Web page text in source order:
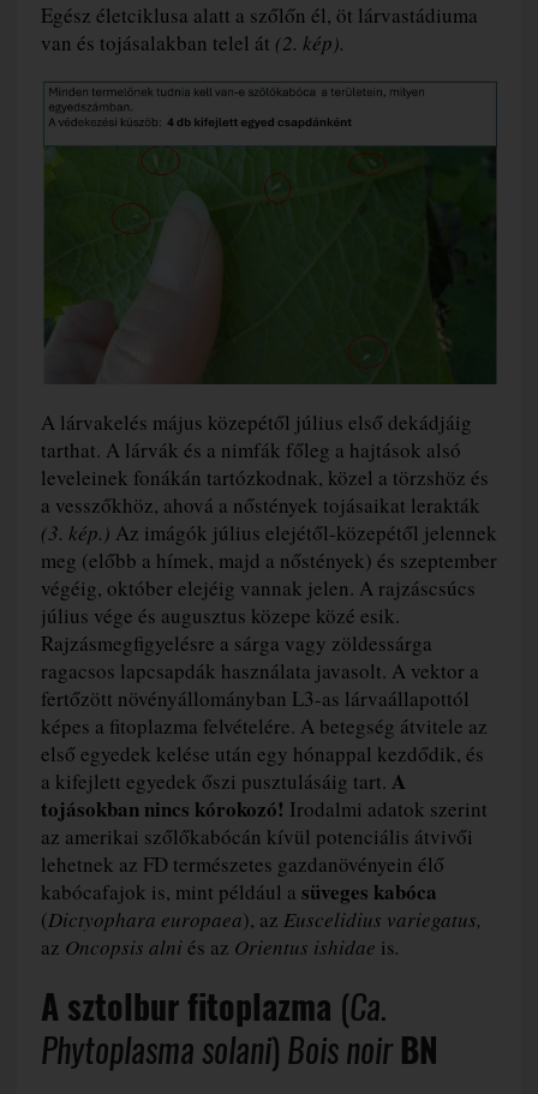
Egész életciklusa alatt a szőlőn él, öt lárvastádiuma
van és tojásalakban telel át (2. kép).
A lárvakelés május közepétől július első dekádjáig
tarthat. A lárvák és a nimfák főleg a hajtások alsó
leveleinek fonákán tartózkodnak, közel a törzshöz és
a vesszőkhöz, ahová a nőstények tojásaikat lerakták
(3. kép.) Az imágók július elejétől-közepétől jelennek
meg (előbb a hímek, majd a nőstények) és szeptember
végéig, október elejéig vannak jelen. A rajzáscsúcs
július vége és augusztus közepe közé esik.
Rajzásmegfigyelésre a sárga vagy zöldessárga
ragacsos lapcsapdák használata javasolt. A vektor a
fertőzött növényállományban L3-as lárvaállapottól
képes a fitoplazma felvételére. A betegség átvitele az
első egyedek kelése után egy hónappal kezdődik, és
a kifejlett egyedek őszi pusztulásáig tart. A
tojásokban nincs kórokozó! Irodalmi adatok szerint
az amerikai szőlőkabócán kívül potenciális átvivői
lehetnek az FD természetes gazdanövényein élő
kabócafajok is, mint például a süveges kabóca
(Dictyophara europaea), az Euscelidius variegatus,
az Oncopsis alniés az Orientus ishidae is.
A sztolbur fitoplazma (Ca.
Phytoplasma solani) Bois noirBN